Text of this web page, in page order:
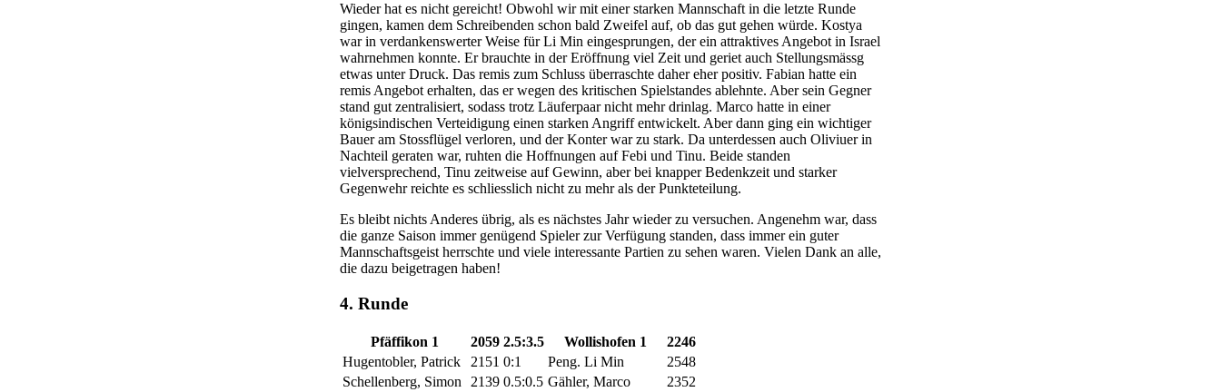
Wieder hat es nicht gereicht! Obwohl wir mit einer starken Mannschaft in die letzte Runde
gingen, kamen dem Schreibenden schon bald Zweifel auf, ob das gut gehen würde. Kostya
war in verdankenswerter Weise für Li Min eingesprungen, der ein attraktives Angebot in Israel
wahrnehmen konnte. Er brauchte in der Eröffnung viel Zeit und geriet auch Stellungsmässg
etwas unter Druck. Das remis zum Schluss überraschte daher eher positiv. Fabian hatte ein
remis Angebot erhalten, das er wegen des kritischen Spielstandes ablehnte. Aber sein Gegner
stand gut zentralisiert, sodass trotz Läuferpaar nicht mehr drinlag. Marco hatte in einer
königsindischen Verteidigung einen starken Angriff entwickelt. Aber dann ging ein wichtiger
Bauer am Stossflügel verloren, und der Konter war zu stark. Da unterdessen auch Oliviuer in
Nachteil geraten war, ruhten die Hoffnungen auf Febi und Tinu. Beide standen
vielversprechend, Tinu zeitweise auf Gewinn, aber bei knapper Bedenkzeit und starker
Gegenwehr reichte es schliesslich nicht zu mehr als der Punkteteilung.
Es bleibt nichts Anderes übrig, als es nächstes Jahr wieder zu versuchen. Angenehm war, dass
die ganze Saison immer genügend Spieler zur Verfügung standen, dass immer ein guter
Mannschaftsgeist herrschte und viele interessante Partien zu sehen waren. Vielen Dank an alle,
die dazu beigetragen haben!
4. Runde
Pfäffikon 1 2059 2.5:3.5 Wollishofen 1
2246
Hugentobler, Patrick
2151 0:1 Peng. Li Min
2548
Schellenberg, Simon
2139 0.5:0.5 Gähler, Marco
2352